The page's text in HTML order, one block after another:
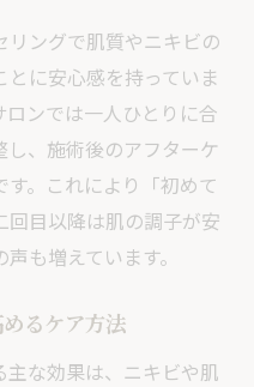
ングで肌質やニキビの
に安心感を持っていま
ンでは一人ひとりに合
、施術後のアフターケ
。これにより「初めて
目以降は肌の調子が安
も増えています。
るケア方法
な効果は、ニキビや肌